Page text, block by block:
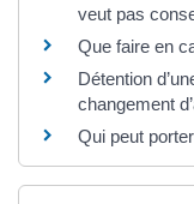
veut pas
Que faire en
Détention
changement
Qui peut